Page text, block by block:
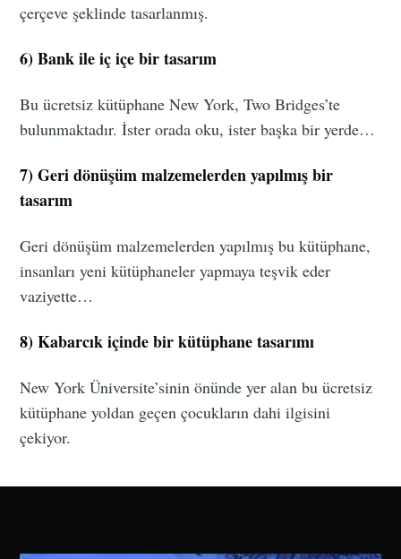
çerçeve şeklinde tasarlanmış.
6) Bank ile iç içe bir tasarım
Bu ücretsiz kütüphane New York, Two Bridges’te
bulunmaktadır. İster orada oku, ister başka bir yerde…
7) Geri dönüşüm malzemelerden yapılmış bir
tasarım
Geri dönüşüm malzemelerden yapılmış bu kütüphane,
insanları yeni kütüphaneler yapmaya teşvik eder
vaziyette…
8) Kabarcık içinde bir kütüphane tasarımı
New York Üniversite’sinin önünde yer alan bu ücretsiz
kütüphane yoldan geçen çocukların dahi ilgisini
çekiyor.